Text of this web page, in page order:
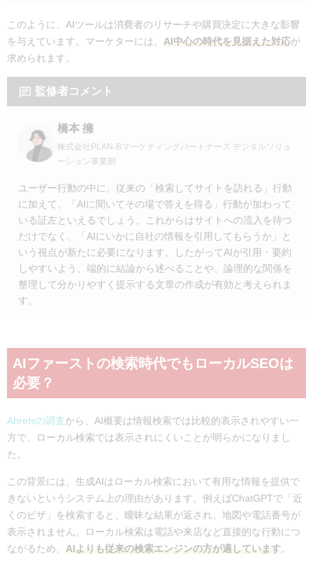
このように、AIツールは消費者のリサーチや購買決定に大きな影響
を与えています。マーケターには、 AI中心の時代を見据えた対応が
求められます。
監修者コメント
橋本 擁
株式会社PLAN-Bマーケティングパートナーズ デジタルソリュ
ーション事業部
ユーザー行動の中に、従来の「検索してサイトを訪れる」行動
に加えて、「AIに聞いてその場で答えを得る」行動が加わって
いる証左といえるでしょう。これからはサイトへの流入を待つ
だけでなく、「AIにいかに自社の情報を引用してもらうか」と
いう視点が新たに必要になります。したがってAIが引用・要約
しやすいよう、端的に結論から述べることや、論理的な関係を
整理して分かりやすく提示する文章の作成が有効と考えられま
す。
AIファーストの検索時代でもローカルSEOは
必要？
Ahrefsの調査から、AI概要は情報検索では比較的表示されやすい一
方で、ローカル検索では表示されにくいことが明らかになりまし
た。
この背景には、生成AIはローカル検索において有用な情報を提供で
きないというシステム上の理由があります。例えばChatGPTで「近
くのピザ」を検索すると、曖昧な結果が返され、地図や電話番号が
表示されません。ローカル検索は電話や来店など直接的な行動につ
ながるため、 AIよりも従来の検索エンジンの方が適しています。